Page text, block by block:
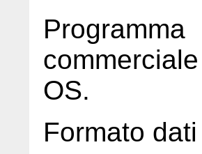
Programma
OS.
Formato